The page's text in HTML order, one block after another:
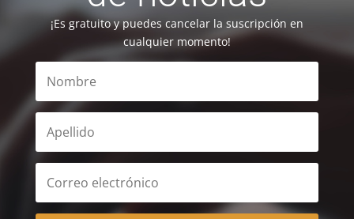
¡Es gratuito y puedes cancelar la suscripción en
cualquier momento!